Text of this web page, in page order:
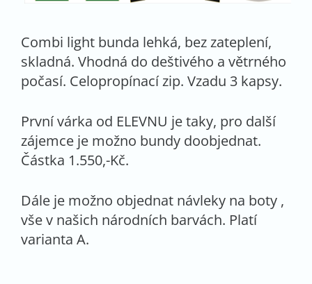
Combi light bunda lehká, bez zateplení,
skladná. Vhodná do deštivého a větrného
počasí. Celopropínací zip. Vzadu 3 kapsy.
První várka od ELEVNU je taky, pro další
zájemce je možno bundy doobjednat.
Částka 1.550,-Kč.
Dále je možno objednat návleky na boty ,
vše v našich národních barvách. Platí
varianta A.